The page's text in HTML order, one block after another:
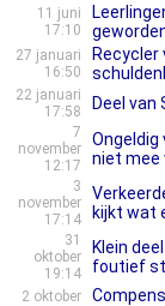
11 juni
17:10
27 januari
16:50
22 januari
17:58
Deel
7
november
12:17
niet mee
3
november
17:14
kijkt wat
31
oktober
19:14
Klein
foutief
2 oktober